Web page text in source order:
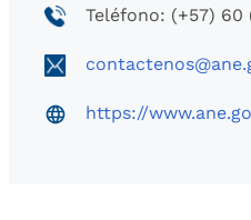
Teléfono: (+57) 60
https://